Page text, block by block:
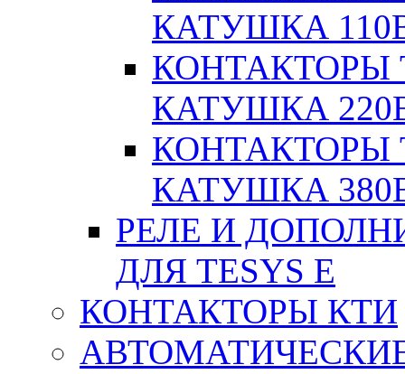
КАТУШКА
КОНТАКТОРЫ
КАТУШКА
КОНТАКТОРЫ
КАТУШКА
РЕЛЕ И
ДЛЯ TESYS E
КОНТАКТОРЫ КТИ